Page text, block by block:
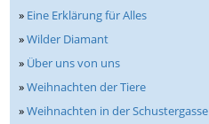
» Eine Erklärung für Alles
»Wilder Diamant
» Über uns von uns
»Weihnachten der Tiere
»Weihnachten in der Schustergasse